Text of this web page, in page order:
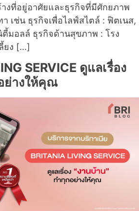
างที่อยู่อาศัยและธุรกิจที่มีศักยภาพ
เช่น ธุรกิจเพื่อไลฟ์สไตล์ : ฟิตเนส,
มอลล์ ธุรกิจด้านสุขภาพ : โรง
ยง […]
SERVICE ดูแลเรื่อง
ย่างให้คุณ